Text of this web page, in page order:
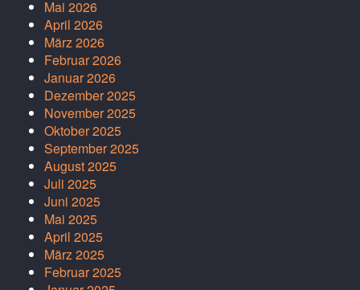
Mai 2026
April 2026
März 2026
Februar 2026
Januar 2026
Dezember 2025
November 2025
Oktober 2025
September 2025
August 2025
Juli 2025
Juni 2025
Mai 2025
April 2025
März 2025
Februar 2025